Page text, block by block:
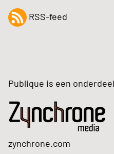
RSS-feed
Publique is een
zynchrone.com